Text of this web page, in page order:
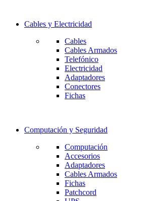
Cables y Electricidad
Cables
Cables Armados
Telefónico
Electricidad
Adaptadores
Conectores
Fichas
Computación y Seguridad
Computación
Accesorios
Adaptadores
Cables Armados
Fichas
Patchcord